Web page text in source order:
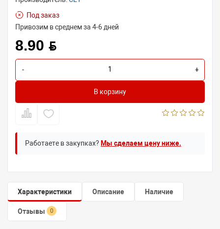
Под заказ
Привозим в среднем за 4-6 дней
8.90 BYN
- +
В корзину
Работаете в закупках? Мы сделаем цену ниже.
Характеристики Описание Наличие
Отзывы 0